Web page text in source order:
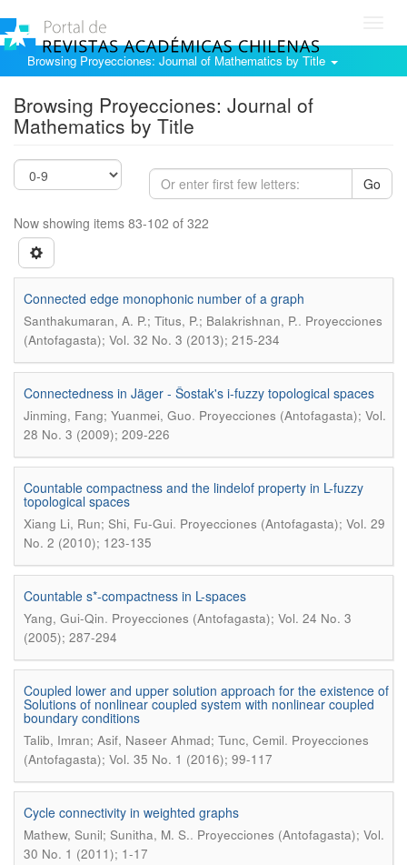
Browsing Proyecciones: Journal of Mathematics by Title
Browsing Proyecciones: Journal of
Mathematics by Title
Go
Now showing items 83-102 of 322
Connected edge monophonic number of a graph
Santhakumaran, A. P.; Titus, P.; Balakrishnan, P.. Proyecciones
(Antofagasta); Vol. 32 No. 3 (2013); 215-234
Connectedness in Jäger - Šostak's i-fuzzy topological spaces
Jinming, Fang; Yuanmei, Guo. Proyecciones (Antofagasta); Vol.
28 No. 3 (2009); 209-226
Countable compactness and the lindelof property in L-fuzzy
topological spaces
Xiang Li, Run; Shi, Fu-Gui. Proyecciones (Antofagasta); Vol. 29
No. 2 (2010); 123-135
Countable s*-compactness in L-spaces
Yang, Gui-Qin. Proyecciones (Antofagasta); Vol. 24 No. 3
(2005); 287-294
Coupled lower and upper solution approach for the existence of
Solutions of nonlinear coupled system with nonlinear coupled
boundary conditions
Talib, Imran; Asif, Naseer Ahmad; Tunc, Cemil. Proyecciones
(Antofagasta); Vol. 35 No. 1 (2016); 99-117
Cycle connectivity in weighted graphs
Mathew, Sunil; Sunitha, M. S.. Proyecciones (Antofagasta); Vol.
30 No. 1 (2011); 1-17